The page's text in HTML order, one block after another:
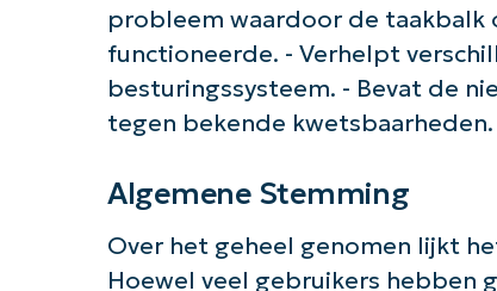
probleem waardoor de
functioneerde. - Verhelpt
besturingssysteem. - Bevat de
tegen bekende kwetsbaarheden.
Algemene Stemming
Over het geheel genomen lijkt
Hoewel veel gebruikers hebben